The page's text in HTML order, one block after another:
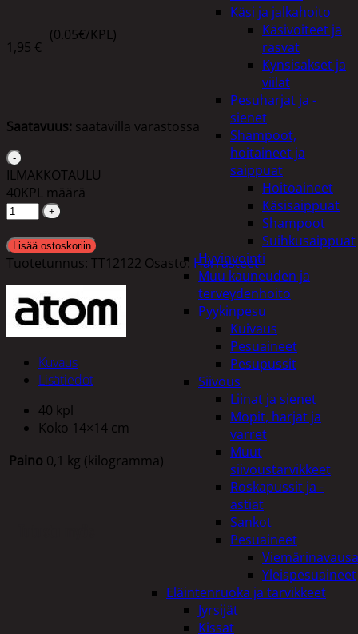
Käsi ja jalkahoito
Käsivoiteet ja
rasvat
Kynsisakset ja
viilat
Pesuharjat ja -
sienet
Shampoot,
hoitaineet ja
saippuat
Hoitoaineet
Käsisaippuat
Shampoot
Suihkusaippuat
Hyvinvointi
Muu kauneuden ja
terveydenhoito
Pyykinpesu
Kuivaus
Pesuaineet
Pesupussit
Siivous
Liinat ja sienet
Mopit, harjat ja
varret
Muut
siivoustarvikkeet
Roskapussit ja -
astiat
Sankot
Pesuaineet
Yleispesuaineet
Eläintenruoka ja tarvikkeet
Jyrsijät
Kissat
1,95 €
(0.05€/KPL)
Saatavuus: saatavilla varastossa
ILMAKKOTAULU
40KPL määrä
Lisää ostoskoriin
Tuotetunnus: TT12122 Osasto: Harrasteet
Kuvaus
Lisätiedot
40 kpl
Koko 14×14 cm
Paino 0,1 kg (kilogramma)